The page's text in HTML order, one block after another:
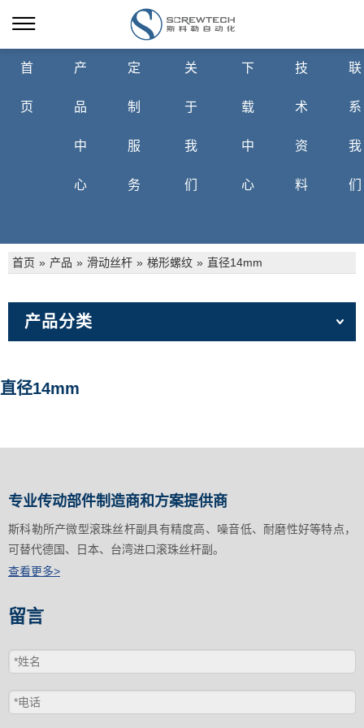
首
页
产
品
中
心
定
制
服
务
关
于
我
们
下
载
中
心
技
术
资
料
联
系
我
们
首页 » 产品 » 滑动丝杆 » 梯形螺纹 » 直径14mm
产品分类
直径14mm
专业传动部件制造商和方案提供商
斯科勒所产微型滚珠丝杆副具有精度高、噪音低、耐磨性好等特点，
可替代德国、日本、台湾进口滚珠丝杆副。
查看更多>
留言